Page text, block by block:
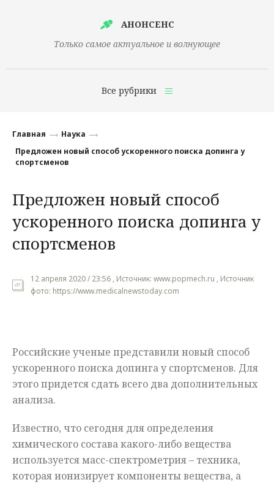
АНОНСЕНС
Только самое актуальное и волнующее
Все рубрики
Финансы
Наука
Культура
Общество
Мнения
Главная
Наука
Предложен новый способ ускоренного поиска допинга у
спортсменов
Предложен новый способ
ускоренного поиска допинга у
спортсменов
12 апреля 2020 / 23:56 , Источник: www.popmech.ru , Источник
фото: https://www.medicalnewstoday.com
Российские ученые представили новый способ
ускоренного поиска допинга у спортсменов. Для
этого придется сдать всего два дополнительных
анализа.
Известно, что сегодня для определения
химического состава какого-либо вещества
используется масс-спектрометрия – техника,
которая ионизирует компоненты вещества, а